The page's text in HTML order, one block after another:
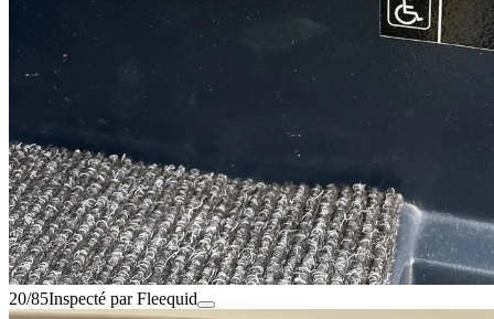
20/85Inspecté par Fleequid